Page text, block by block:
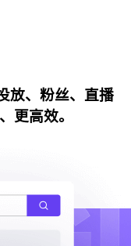
放、粉丝、直播
更高效。